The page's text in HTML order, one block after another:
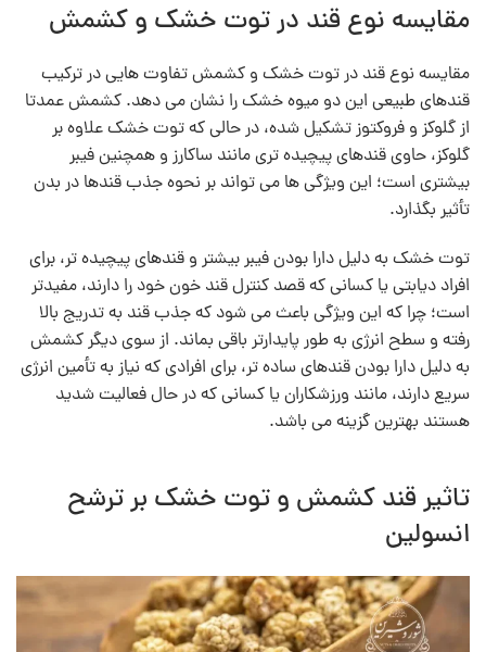
مقایسه نوع قند در توت خشک و کشمش
مقایسه نوع قند در توت خشک و کشمش تفاوت‌ هایی در ترکیب
قندهای طبیعی این دو میوه خشک را نشان می‌ دهد. کشمش عمدتا
از گلوکز و فروکتوز تشکیل شده، در حالی که توت خشک علاوه بر
گلوکز، حاوی قندهای پیچیده‌ تری مانند ساکارز و همچنین فیبر
بیشتری است؛ این ویژگی‌ ها می‌ تواند بر نحوه جذب قندها در بدن
تأثیر بگذارد.
توت خشک به دلیل دارا بودن فیبر بیشتر و قندهای پیچیده‌ تر، برای
افراد دیابتی یا کسانی که قصد کنترل قند خون خود را دارند، مفیدتر
است؛ چرا که این ویژگی باعث می‌ شود که جذب قند به تدریج‌ بالا
رفته و سطح انرژی به طور پایدارتر باقی بماند. از سوی دیگر کشمش
به دلیل دارا بودن قندهای ساده‌ تر، برای افرادی که نیاز به تأمین انرژی
سریع دارند، مانند ورزشکاران یا کسانی که در حال فعالیت شدید
هستند بهترین گزینه می‌ باشد.
تاثیر قند کشمش و توت خشک بر ترشح
انسولین